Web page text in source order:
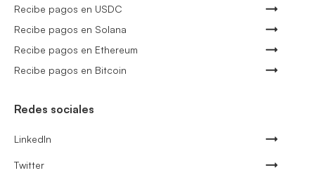
Recibe pagos en USDC
Recibe pagos en Solana
Recibe pagos en Ethereum
Recibe pagos en Bitcoin
Redes sociales
LinkedIn
Twitter